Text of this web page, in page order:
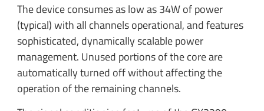
The device consumes as low as 34W of power
(typical) with all channels operational, and features
sophisticated, dynamically scalable power
management. Unused portions of the core are
automatically turned off without affecting the
operation of the remaining channels.